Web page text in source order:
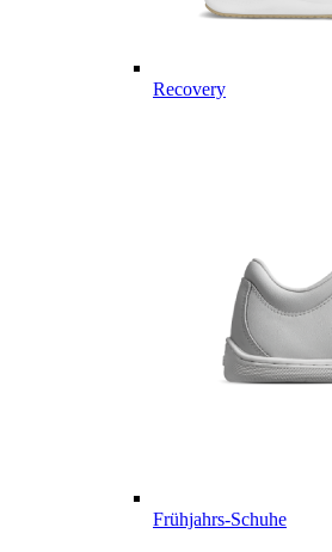
Recovery
Frühjahrs-Schuhe